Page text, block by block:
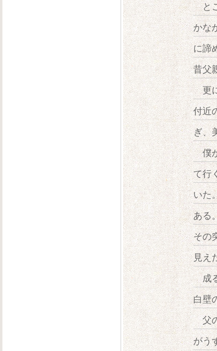
とこ
かな
に諦
昔父
更に
付近
ぎ、
僕が
て行
いた
ある
その
見え
成る
白壁
父の
がう